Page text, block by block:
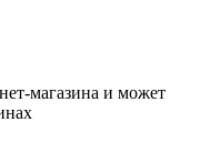
магазина и может